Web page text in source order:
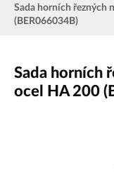
Sada horních řezných
(BER066034B)
Sada horních
ocel HA 200